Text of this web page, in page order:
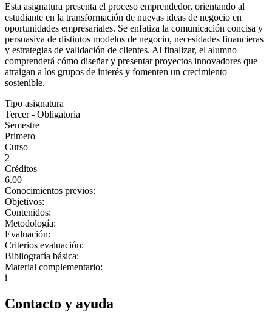
Esta asignatura presenta el proceso emprendedor, orientando al
estudiante en la transformación de nuevas ideas de negocio en
oportunidades empresariales. Se enfatiza la comunicación concisa y
persuasiva de distintos modelos de negocio, necesidades financieras
y estrategias de validación de clientes. Al finalizar, el alumno
comprenderá cómo diseñar y presentar proyectos innovadores que
atraigan a los grupos de interés y fomenten un crecimiento
sostenible.
Tipo asignatura
Tercer - Obligatoria
Semestre
Primero
Curso
2
Créditos
6.00
Conocimientos previos:
Objetivos:
Contenidos:
Metodología:
Evaluación:
Criterios evaluación:
Bibliografía básica:
Material complementario:
i
Contacto y ayuda